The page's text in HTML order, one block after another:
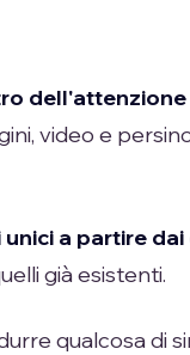
video e
a partire
già esistenti.
qualcosa di